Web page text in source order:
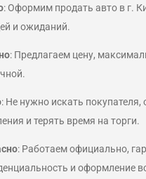
: Оформим продать авто в г.
и ожиданий.
: Предлагаем цену,
: Не нужно искать
и терять время на торги.
: Работаем официально,
и оформление